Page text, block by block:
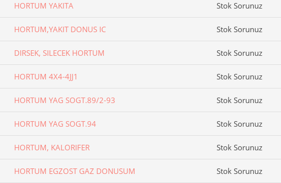
HORTUM YAKITA Stok Sorunuz
HORTUM,YAKIT DONUS IC Stok Sorunuz
DIRSEK, SILECEK HORTUM Stok Sorunuz
HORTUM 4X4-4JJ1 Stok Sorunuz
HORTUM YAG SOGT.89/2-93 Stok Sorunuz
HORTUM YAG SOGT.94 Stok Sorunuz
HORTUM, KALORIFER Stok Sorunuz
HORTUM EGZOST GAZ DONUSUM Stok Sorunuz